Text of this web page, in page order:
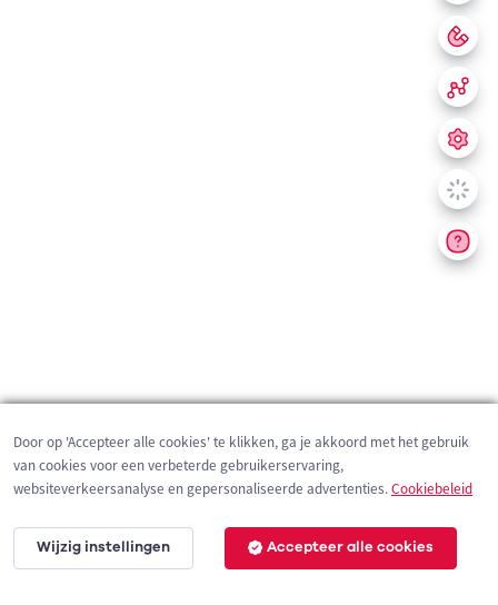
200 m
Door op 'Accepteer alle cookies' te klikken, ga je akkoord met het gebruik
van cookies voor een verbeterde gebruikerservaring,
websiteverkeersanalyse en gepersonaliseerde advertenties.Cookiebeleid
Wijzig instellingen Accepteer alle cookies